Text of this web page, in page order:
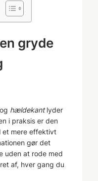
gryde
hældekantlyder
i praksis er den
et mere effektivt
gør det
uden at rode med
af, hver gang du